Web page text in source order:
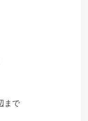
まで